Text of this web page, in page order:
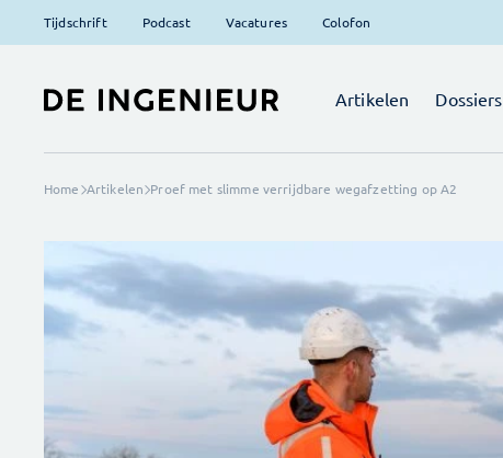
Tijdschrift Podcast Vacatures Colofon
Artikelen Dossiers
Home Artikelen Proef met slimme verrijdbare wegafzetting op A2